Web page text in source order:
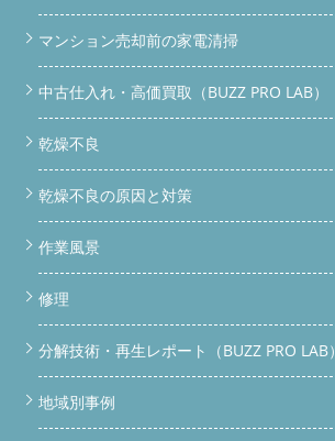
マンション売却前の家電清掃
中古仕入れ・高価買取（BUZZ PRO LAB）
乾燥不良
乾燥不良の原因と対策
作業風景
修理
分解技術・再生レポート（BUZZ PRO LAB）
地域別事例